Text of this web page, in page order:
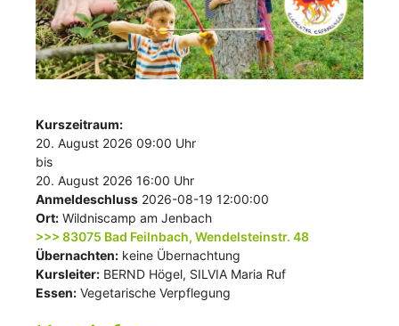
Kurszeitraum:
20. August 2026 09:00 Uhr
bis
20. August 2026 16:00 Uhr
Anmeldeschluss 2026-08-19 12:00:00
Ort: Wildniscamp am Jenbach
>>> 83075 Bad Feilnbach, Wendelsteinstr. 48
Übernachten: keine Übernachtung
Kursleiter: BERND Högel, SILVIA Maria Ruf
Essen: Vegetarische Verpflegung